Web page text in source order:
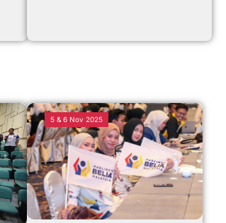
5 & 6 Nov 2025